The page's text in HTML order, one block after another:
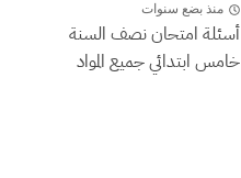
منذ بضع سنوات
أسئلة امتحان نصف السنة
خامس ابتدائي جميع المواد